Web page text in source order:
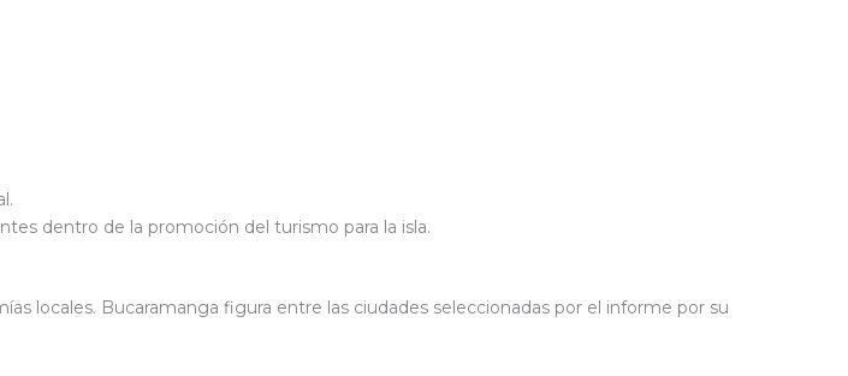
dentro de la promoción del turismo para la isla.
locales. Bucaramanga figura entre las ciudades seleccionadas por el informe por su